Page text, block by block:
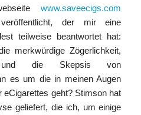
www.saveecigs.com
der mir eine
teilweise beantwortet hat:
merkwürdige Zögerlichkeit,
und die Skepsis von
es um die in meinen Augen
eCigarettes geht? Stimson hat
geliefert, die ich, um einige